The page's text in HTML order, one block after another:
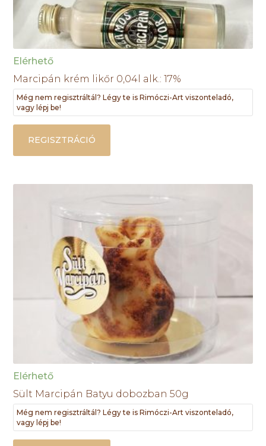
Elérhető
Marcipán krém likőr 0,04l alk.: 17%
Még nem regisztráltál? Légy te is Rimóczi-Art viszonteladó,
vagy lépj be!
REGISZTRÁCIÓ
Elérhető
Sült Marcipán Batyu dobozban 50g
Még nem regisztráltál? Légy te is Rimóczi-Art viszonteladó,
vagy lépj be!